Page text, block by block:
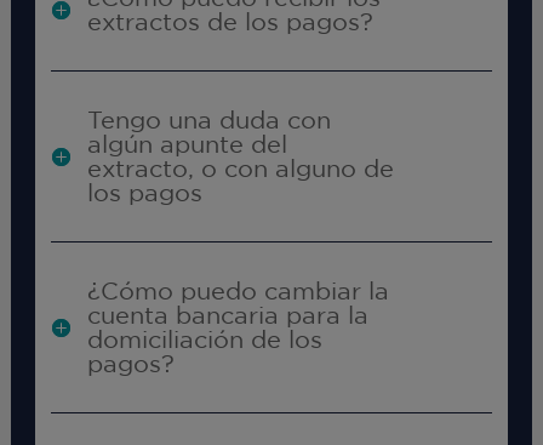
extractos de los pagos?
Tengo una duda con
algún apunte del
extracto, o con alguno de
los pagos
¿Cómo puedo cambiar la
cuenta bancaria para la
domiciliación de los
pagos?